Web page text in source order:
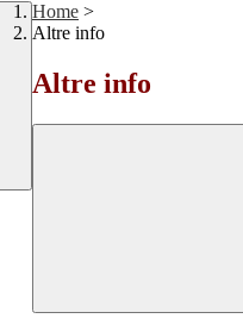
Home >
Altre info
Altre info